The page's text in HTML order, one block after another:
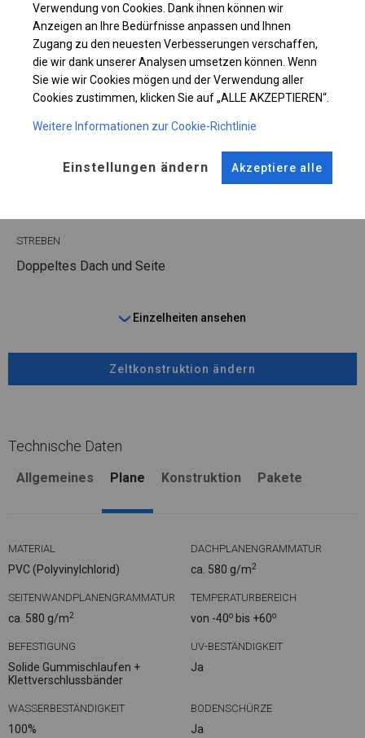
KONSTRUKTION
POLAR PLUS
ROHRE ANSCHLÜSSE
Stahl ca.fi 54 mm
STRINGS
STREBEN
Doppeltes Dach und Seite
Einzelheiten ansehen
Zeltkonstruktion ändern
Technische Daten
Allgemeines Plane Konstruktion Pakete
MATERIAL
PVC (Polyvinylchlorid)
DACHPLANENGRAMMATUR
ca. 580 g/m2
SEITENWANDPLANENGRAMMATUR
ca. 580 g/m2
TEMPERATURBEREICH
von -40o bis +60o
BEFESTIGUNG
Solide Gummischlaufen +
Klettverschlussbänder
UV-BESTÄNDIGKEIT
Ja
WASSERBESTÄNDIGKEIT
100%
BODENSCHÜRZE
Ja
Verwendung von Cookies. Dank ihnen können wir
Anzeigen an Ihre Bedürfnisse anpassen und Ihnen
Zugang zu den neuesten Verbesserungen verschaffen,
die wir dank unserer Analysen umsetzen können. Wenn
Sie wie wir Cookies mögen und der Verwendung aller
Cookies zustimmen, klicken Sie auf „ALLE AKZEPTIEREN“.
Weitere Informationen zur Cookie-Richtlinie
Einstellungen ändern Akzeptiere alle